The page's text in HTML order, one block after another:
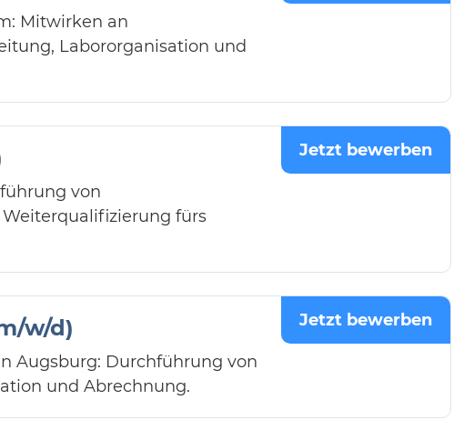
Mitwirken an
Labororganisation und
von
fürs
Jetzt bewerben
w/d)
Augsburg: Durchführung von
und Abrechnung.
Jetzt bewerben